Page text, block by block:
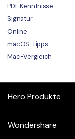
PDF Kenntnisse
Signatur
Online
macOS-Tipps
Mac-Vergleich
Hero Produkte
Wondershare